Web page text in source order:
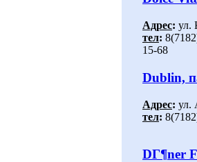
Адрес: ул.
тел:
15-68
Dublin,
Адрес: ул.
тел:
DГ¶ner